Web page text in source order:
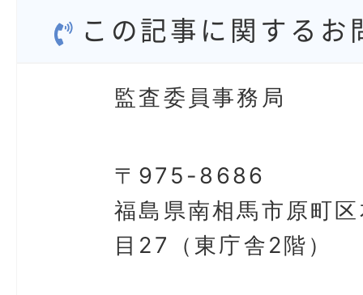
この記事に関するお
監査委員事務局
〒975-8686
福島県南相馬市原町
目27（東庁舎2階）